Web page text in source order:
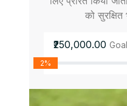
को
₹250,000.00 Goal
2%